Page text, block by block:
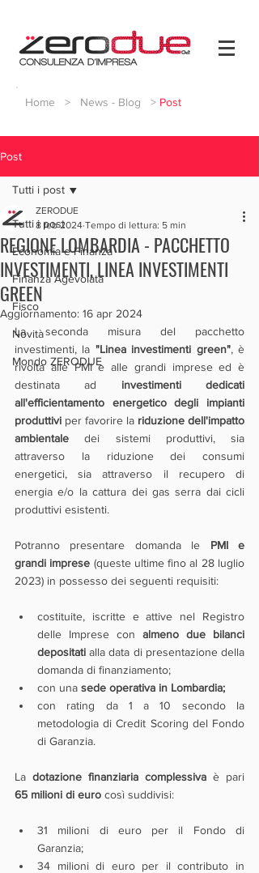
Home > News - Blog > Post
Post
Tutti i post
Economia e Finanza
Finanza Agevolata
Fisco
Novità
Mondo ZERODUE
Tutti i post
REGIONE LOMBARDIA - PACCHETTO
INVESTIMENTI, LINEA INVESTIMENTI
GREEN
ZERODUE
8 feb 2024 Tempo di lettura: 5 min
Aggiornamento: 16 apr 2024
La seconda misura del pacchetto
investimenti, la "Linea investimenti green", è
rivolta alle PMI e alle grandi imprese ed è
destinata ad investimenti dedicati
all'efficientamento energetico degli impianti
produttivi per favorire la riduzione dell'impatto
ambientale dei sistemi produttivi, sia
attraverso la riduzione dei consumi
energetici, sia attraverso il recupero di
energia e/o la cattura dei gas serra dai cicli
produttivi esistenti.
Potranno presentare domanda le PMI e
grandi imprese (queste ultime fino al 28 luglio
2023) in possesso dei seguenti requisiti:
costituite, iscritte e attive nel Registro
delle Imprese con almeno due bilanci
depositati alla data di presentazione della
domanda di finanziamento;
con una sede operativa in Lombardia;
con rating da 1 a 10 secondo la
metodologia di Credit Scoring del Fondo
di Garanzia.
La dotazione finanziaria complessiva
65 milioni di euro così suddivisi:
31 milioni di euro per il Fondo di
Garanzia;
34 milioni di euro per il contributo in